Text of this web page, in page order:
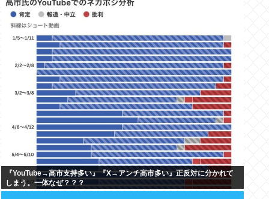
『YouTube→高市支持多い』『X→アンチ高市多い』正反対に分かれて
しまう。一体なぜ？？？